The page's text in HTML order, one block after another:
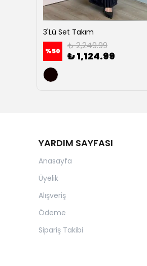
3'Lü Set Takım
%50 ₺ 2,249.99
₺ 1,124.99
YARDIM SAYFASI
Anasayfa
Üyelik
Alışveriş
Ödeme
Sipariş Takibi